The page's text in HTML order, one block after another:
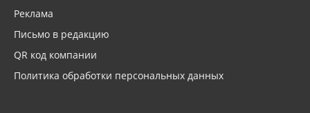
Реклама
Письмо в редакцию
QR код компании
Политика обработки персональных данных